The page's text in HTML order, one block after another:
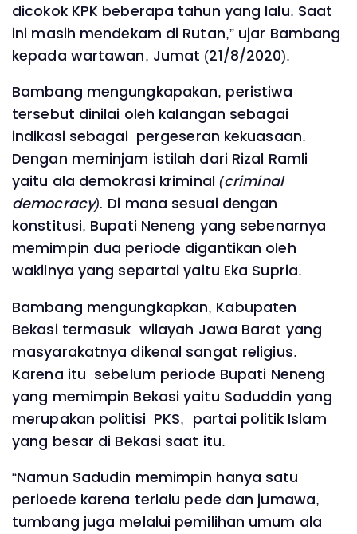
dicokok KPK beberapa tahun yang lalu. Saat
ini masih mendekam di Rutan,” ujar Bambang
kepada wartawan, Jumat (21/8/2020).
Bambang mengungkapakan, peristiwa
tersebut dinilai oleh kalangan sebagai
indikasi sebagai pergeseran kekuasaan.
Dengan meminjam istilah dari Rizal Ramli
yaitu ala demokrasi kriminal (criminal
democracy). Di mana sesuai dengan
konstitusi, Bupati Neneng yang sebenarnya
memimpin dua periode digantikan oleh
wakilnya yang separtai yaitu Eka Supria.
Bambang mengungkapkan, Kabupaten
Bekasi termasuk wilayah Jawa Barat yang
masyarakatnya dikenal sangat religius.
Karena itu sebelum periode Bupati Neneng
yang memimpin Bekasi yaitu Saduddin yang
merupakan politisi PKS, partai politik Islam
yang besar di Bekasi saat itu.
“Namun Sadudin memimpin hanya satu
perioede karena terlalu pede dan jumawa,
tumbang juga melalui pemilihan umum ala